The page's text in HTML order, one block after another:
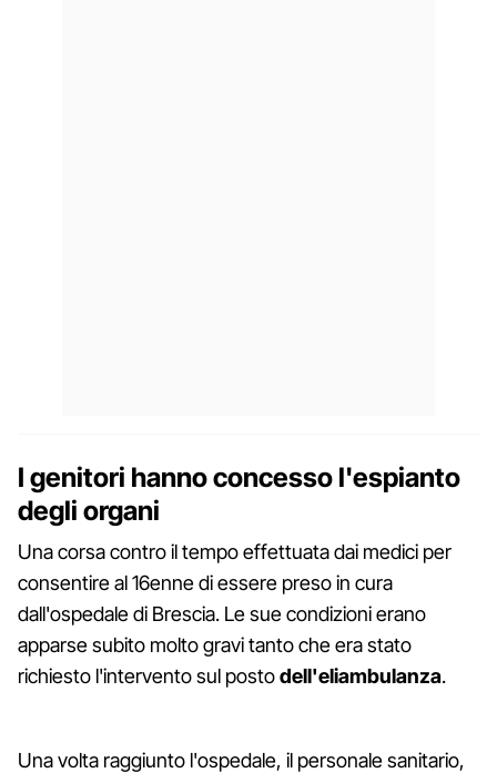
I genitori hanno concesso l'espianto
degli organi
Una corsa contro il tempo effettuata dai medici per
consentire al 16enne di essere preso in cura
dall'ospedale di Brescia. Le sue condizioni erano
apparse subito molto gravi tanto che era stato
richiesto l'intervento sul postodell'eliambulanza.
Una volta raggiunto l'ospedale, il personale sanitario,